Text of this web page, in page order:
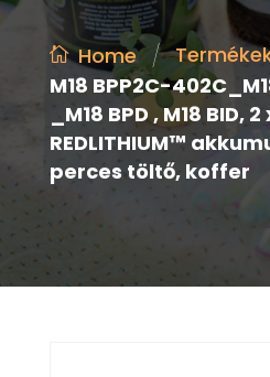
Home /
M18 BPP2C-
_M18 BPD , M18 BID,
REDLITHIUM™
perces töltő, koffer